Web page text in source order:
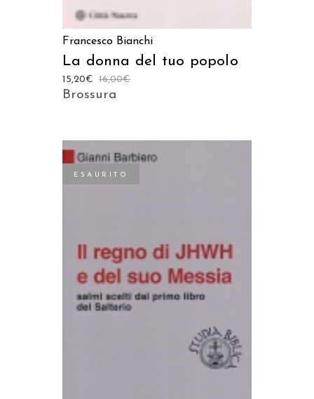
Francesco Bianchi
La donna del tuo popolo
16,00€
15,20€
Brossura
ESAURITO